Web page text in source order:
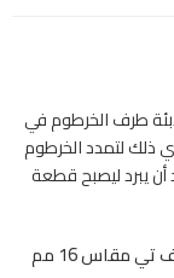
طرف الخرطوم في
ذلك لتمدد الخرطوم
يبرد ليصبح قطعة
(المنتج عبارة عن طقم من 50 قطعة من وصلات حرف تي مقاس 16 مم